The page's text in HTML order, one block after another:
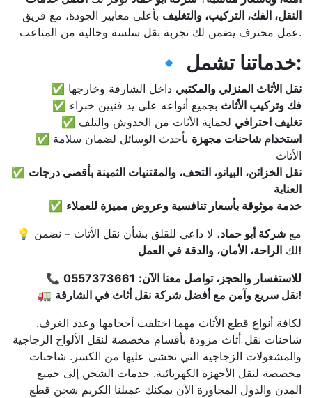
النقل، الفك، التركيب، والتغليف بأعلى معايير الجودة، مع فريق
عمل محترف يضمن لك تجربة نقل سلسة وخالية من المتاعب.
🔹 خدماتنا تشمل:
✅ نقل الأثاث المنزلي والمكتبي داخل الشارقة وخارجها
✅
فك وتركيب الأثاث بجميع أنواعه على يد فنيين خبراء
✅
تغليف احترافي لحماية الأثاث من الخدوش والتلف
✅
استخدام شاحنات مجهزة بأحدث الوسائل لضمان سلامة
الأثاث
✅ نقل الخزائن، البيانو، التحف، والمقتنيات الثمينة بأقصى درجات
العناية
✅ خدمة موثوقة بأسعار تنافسية وعروض مميزة للعملاء
💡 مع شركة أبو حماد، لا داعي للقلق بشأن نقل الأثاث – نضمن
لكالراحة، الأمان، والدقة في العمل!
📞
للاستفسار والحجز، تواصل معنا الآن: 0557373661
🚛
نقل سريع وآمن مع أفضل شركة نقل أثاث في الشارقة!
لكافة أنواع قطع الأثاث مهما اختلفت أحجامها وعدد الغرف.
شاحنات نقل أثاث مزودة بأقسام مخصصة لنقل الألواح الزجاجية
والمشغولات الزجاجية التي نخشى عليها من الكسر. شاحنات
مخصصة لنقل الأجهزة الكهربائية. خدمات الشحن إلى جميع
المدن والدول المجاورة الآن يمكنك عميلنا الكريم شحن قطع